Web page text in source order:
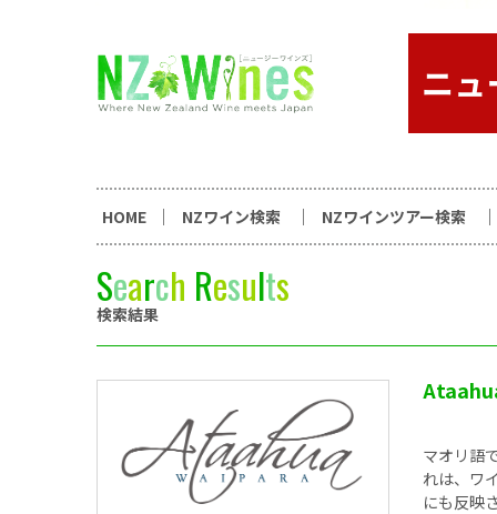
ニュージーランドワイン総合
HOME NZワイン検索 NZワインツアー検索
Search Results
検索結果
マオリ語
れは、ワ
にも反映